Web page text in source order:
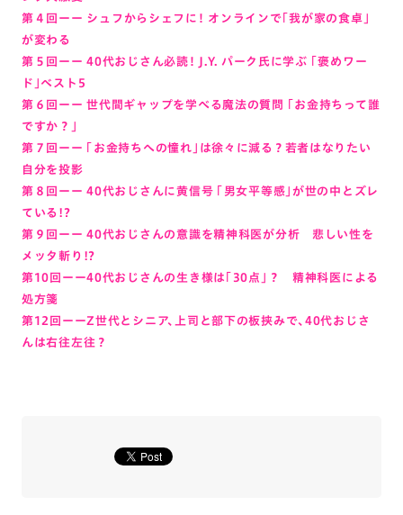
第４回ー ー シュフからシェフに！ オンラインで「我が家の食卓」
が変わる
第５回ーー 40代おじさん必読！ J.Y. パーク氏に学ぶ 「褒めワー
ド」ベスト5
第６回ーー 世代間ギャップを学べる魔法の質問 「お金持ちって誰
ですか？」
第７回ーー 「お金持ちへの憧れ」は徐々に減る？若者はなりたい
自分を投影
第８回ーー 40代おじさんに黄信号 「男女平等感」が世の中とズレ
ている!?
第９回ーー 40代おじさんの意識を精神科医が分析 悲しい性を
メッタ斬り!?
第10回ーー40代おじさんの生き様は「30点」？ 精神科医による
処方箋
第12回ーーZ世代とシニア、上司と部下の板挟みで、40代おじさ
んは右往左往？